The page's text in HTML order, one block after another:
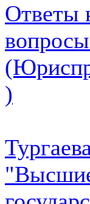
Ответы
)